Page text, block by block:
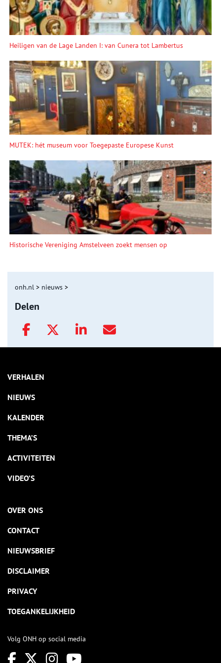
Heiligen van de Lage Landen I: van Cunera tot Lambertus
MUTEK: hét museum voor Toegepaste Europese Kunst
Historische Vereniging Amstelveen zoekt mensen op
onh.nl > nieuws >
Delen
VERHALEN
NIEUWS
KALENDER
THEMA’S
ACTIVITEITEN
VIDEO’S
OVER ONS
CONTACT
NIEUWSBRIEF
DISCLAIMER
PRIVACY
TOEGANKELIJKHEID
Volg ONH op social media